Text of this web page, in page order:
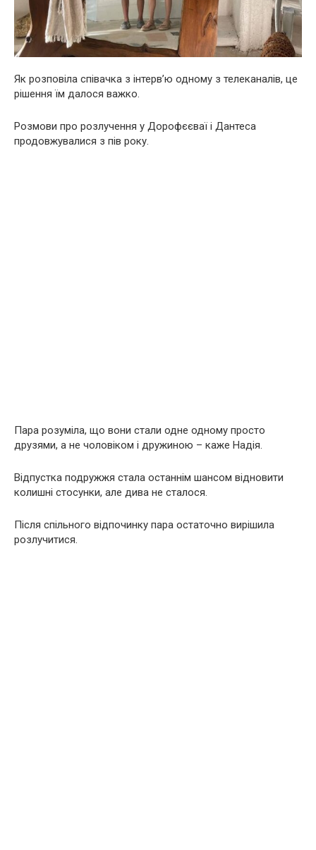
Як розповіла співачка з інтерв’ю одному з телеканалів, це
рішення їм далося важко.
Розмови про розлучення у Дорофєєваї і Дантеса
продовжувалися з пів року.
Пара розуміла, що вони стали одне одному просто
друзями, а не чоловіком і дружиною – каже Надія.
Відпустка подружжя стала останнім шансом відновити
колишні стосунки, але дива не сталося.
Після спільного відпочинку пара остаточно вирішила
розлучитися.